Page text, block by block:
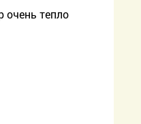
очень тепло